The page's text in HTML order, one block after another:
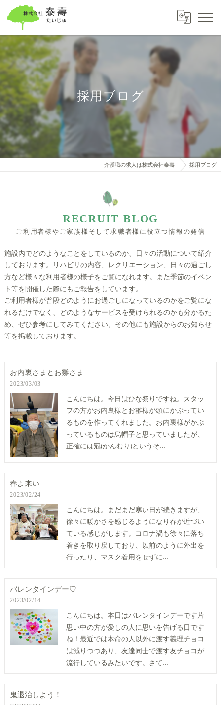
採用ブログ
介護職の求人は株式会社泰壽 採用ブログ
RECRUIT BLOG
ご利用者様やご家族様そして求職者様に役立つ情報の発信
施設内でどのようなことをしているのか、日々の活動について紹介
しております。リハビリの内容、レクリエーション、日々の過ごし
方など様々な利用者様の様子をご覧になれます。また季節のイベン
ト等を開催した際にもご報告をしています。
ご利用者様が普段どのようにお過ごしになっているのかをご覧にな
れるだけでなく、どのようなサービスを受けられるのかも分かるた
め、ぜひ参考にしてみてください。その他にも施設からのお知らせ
等を掲載しております。
お内裏さまとお雛さま
2023/03/03
こんにちは。今日はひな祭りですね。スタッ
フの方がお内裏様とお雛様が頭にかぶってい
るものを作ってくれました。お内裏様がかぶ
っているものは烏帽子と思っていましたが、
正確には冠(かんむり)というそ…
春よ来い
2023/02/24
こんにちは。まだまだ寒い日が続きますが、
徐々に暖かさを感じるようになり春が近づい
ている感じがします。コロナ渦も徐々に落ち
着きを取り戻しており、以前のように外出を
行ったり、マスク着用をせずに…
バレンタインデー♡
2023/02/14
こんにちは。本日はバレンタインデーです片
思い中の方が愛しの人に思いを告げる日です
ね！最近では本命の人以外に渡す義理チョコ
は減りつつあり、友達同士で渡す友チョコが
流行しているみたいです。さて…
鬼退治しよう！